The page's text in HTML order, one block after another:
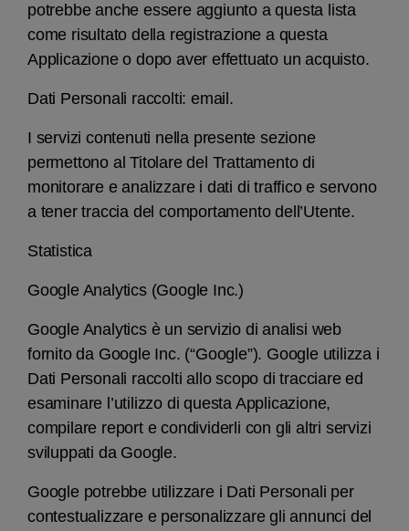
potrebbe anche essere aggiunto a questa lista
come risultato della registrazione a questa
Applicazione o dopo aver effettuato un acquisto.
Dati Personali raccolti: email.
I servizi contenuti nella presente sezione
permettono al Titolare del Trattamento di
monitorare e analizzare i dati di traffico e servono
a tener traccia del comportamento dell’Utente.
Statistica
Google Analytics (Google Inc.)
Google Analytics è un servizio di analisi web
fornito da Google Inc. (“Google”). Google utilizza i
Dati Personali raccolti allo scopo di tracciare ed
esaminare l’utilizzo di questa Applicazione,
compilare report e condividerli con gli altri servizi
sviluppati da Google.
Google potrebbe utilizzare i Dati Personali per
contestualizzare e personalizzare gli annunci del